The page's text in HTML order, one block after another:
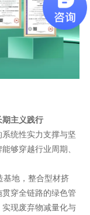
主义践行
统性实力支撑与坚
够穿越行业周期、
基地，整合型材挤
穿全链路的绿色管
现废弃物减量化与